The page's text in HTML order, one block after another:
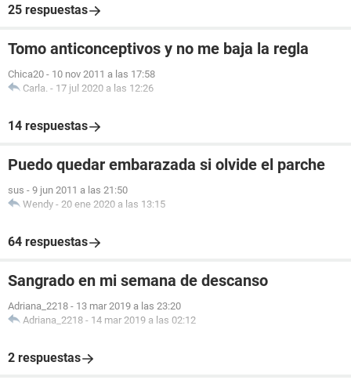
25 respuestas
Tomo anticonceptivos y no me baja la regla
Chica20 - 10 nov 2011 a las 17:58
Carla. - 17 jul 2020 a las 12:26
14 respuestas
Puedo quedar embarazada si olvide el parche
sus - 9 jun 2011 a las 21:50
Wendy - 20 ene 2020 a las 13:15
64 respuestas
Sangrado en mi semana de descanso
Adriana_2218 - 13 mar 2019 a las 23:20
Adriana_2218 - 14 mar 2019 a las 02:12
2 respuestas